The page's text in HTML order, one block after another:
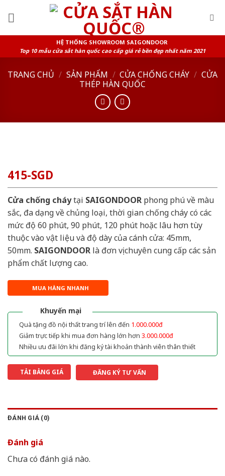
HỆ THỐNG SHOWROOM SAIGONDOOR
Top 10 mẫu cửa sắt hàn quốc cao cấp giá rẻ bền đẹp nhất năm 2021
TRANG CHỦ / SẢN PHẨM / CỬA CHỐNG CHÁY / CỬA
THÉP HÀN QUỐC
415-SGD
Cửa chống cháytại SAIGONDOOR phong phú về màu
sắc, đa dạng về chủng loại, thời gian chống cháy có các
mức độ 60 phút, 90 phút, 120 phút hoặc lâu hơn tùy
thuộc vào vật liệu và độ dày của cánh cửa: 45mm,
50mm. SAIGONDOOR là đơn vị chuyên cung cấp các sản
phẩm chất lượng cao.
MUA HÀNG NHANH
Khuyến mại
Quà tặng đồ nội thất trang trí lên đến 1.000.000đ
Giảm trực tiếp khi mua đơn hàng lớn hơn 3.000.000đ
Nhiều ưu đãi lớn khi đăng ký tài khoản thành viên thân thiết
TẢI BẢNG GIÁ ĐĂNG KÝ TƯ VẤN
ĐÁNH GIÁ (0)
Đánh giá
Chưa có đánh giá nào.